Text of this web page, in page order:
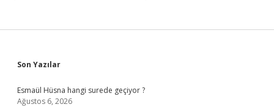
Sidebar
Son Yazılar
Esmaül Hüsna hangi surede geçiyor ?
Ağustos 6, 2026